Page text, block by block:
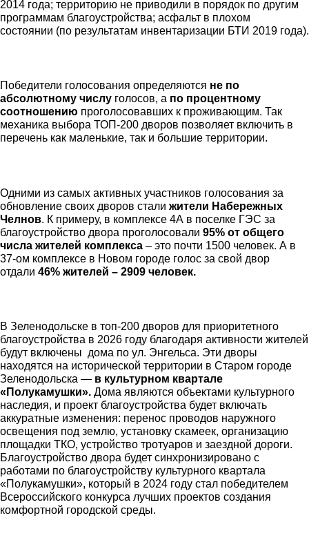
2014 года; территорию не приводили в порядок по другим
программам благоустройства; асфальт в плохом
состоянии (по результатам инвентаризации БТИ 2019 года).
Победители голосования определяются не по
абсолютному числу голосов, а по процентному
соотношению проголосовавших к проживающим. Так
механика выбора ТОП-200 дворов позволяет включить в
перечень как маленькие, так и большие территории.
Одними из самых активных участников голосования за
обновление своих дворов стали жители Набережных
Челнов. К примеру, в комплексе 4А в поселке ГЭС за
благоустройство двора проголосовали 95% от общего
числа жителей комплекса – это почти 1500 человек. А в
37-ом комплексе в Новом городе голос за свой двор
отдали 46% жителей – 2909 человек.
В Зеленодольске в топ-200 дворов для приоритетного
благоустройства в 2026 году благодаря активности жителей
будут включены дома по ул. Энгельса. Эти дворы
находятся на исторической территории в Старом городе
Зеленодольска — в культурном квартале
«Полукамушки». Дома являются объектами культурного
наследия, и проект благоустройства будет включать
аккуратные изменения: перенос проводов наружного
освещения под землю, установку скамеек, организацию
площадки ТКО, устройство тротуаров и заездной дороги.
Благоустройство двора будет синхронизировано с
работами по благоустройству культурного квартала
«Полукамушки», который в 2024 году стал победителем
Всероссийского конкурса лучших проектов создания
комфортной городской среды.